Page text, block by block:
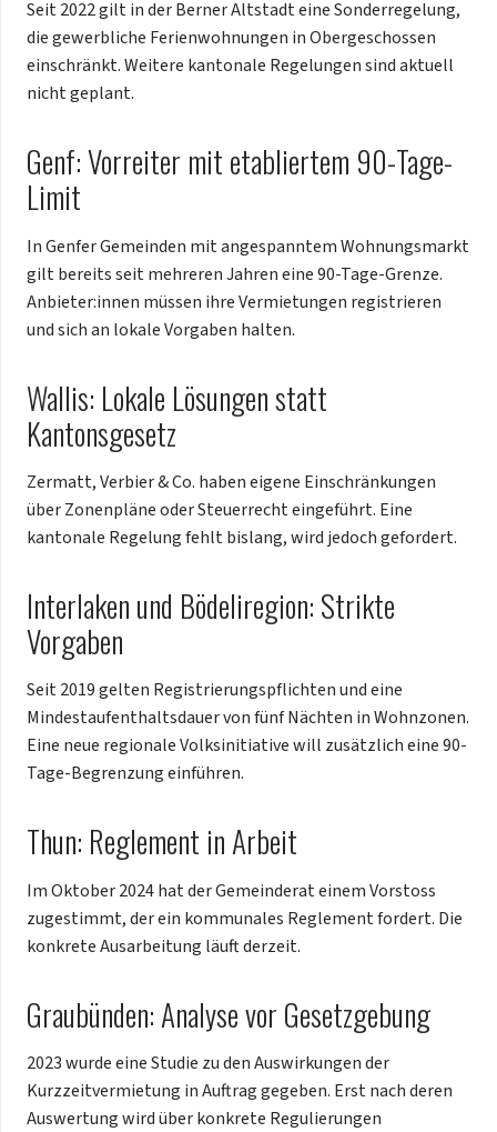
Seit 2022 gilt in der Berner Altstadt eine Sonderregelung,
die gewerbliche Ferienwohnungen in Obergeschossen
einschränkt. Weitere kantonale Regelungen sind aktuell
nicht geplant.
Genf: Vorreiter mit etabliertem 90-Tage-
Limit
In Genfer Gemeinden mit angespanntem Wohnungsmarkt
gilt bereits seit mehreren Jahren eine 90-Tage-Grenze.
Anbieter:innen müssen ihre Vermietungen registrieren
und sich an lokale Vorgaben halten.
Wallis: Lokale Lösungen statt
Kantonsgesetz
Zermatt, Verbier & Co. haben eigene Einschränkungen
über Zonenpläne oder Steuerrecht eingeführt. Eine
kantonale Regelung fehlt bislang, wird jedoch gefordert.
Interlaken und Bödeliregion: Strikte
Vorgaben
Seit 2019 gelten Registrierungspflichten und eine
Mindestaufenthaltsdauer von fünf Nächten in Wohnzonen.
Eine neue regionale Volksinitiative will zusätzlich eine 90-
Tage-Begrenzung einführen.
Thun: Reglement in Arbeit
Im Oktober 2024 hat der Gemeinderat einem Vorstoss
zugestimmt, der ein kommunales Reglement fordert. Die
konkrete Ausarbeitung läuft derzeit.
Graubünden: Analyse vor Gesetzgebung
2023 wurde eine Studie zu den Auswirkungen der
Kurzzeitvermietung in Auftrag gegeben. Erst nach deren
Auswertung wird über konkrete Regulierungen